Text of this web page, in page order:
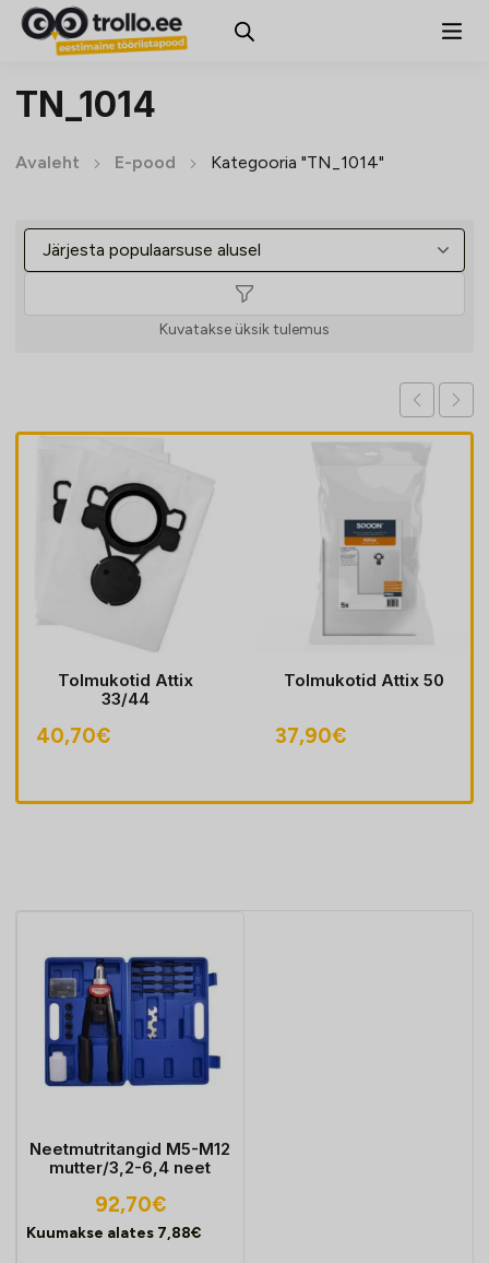
TN_1014
Avaleht E-pood Kategooria "TN_1014"
Kuvatakse üksik tulemus
Tolmukotid Attix
33/44
40,70€
Tolmukotid Attix 50
37,90€
Neetmutritangid M5-M12
mutter/3,2-6,4 neet
92,70€
Kuumakse alates 7,88€